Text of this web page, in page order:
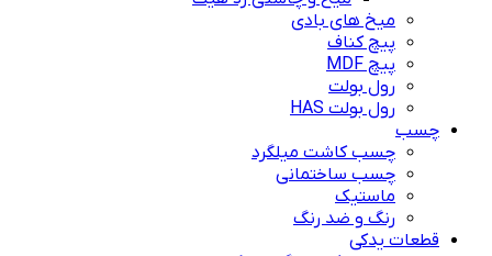
میخ های بادی
پیچ کناف
پیچ MDF
رول بولت
رول بولت HAS
چسب
چسب کاشت میلگرد
چسب ساختمانی
ماستیک
رنگ و ضد رنگ
قطعات یدکی